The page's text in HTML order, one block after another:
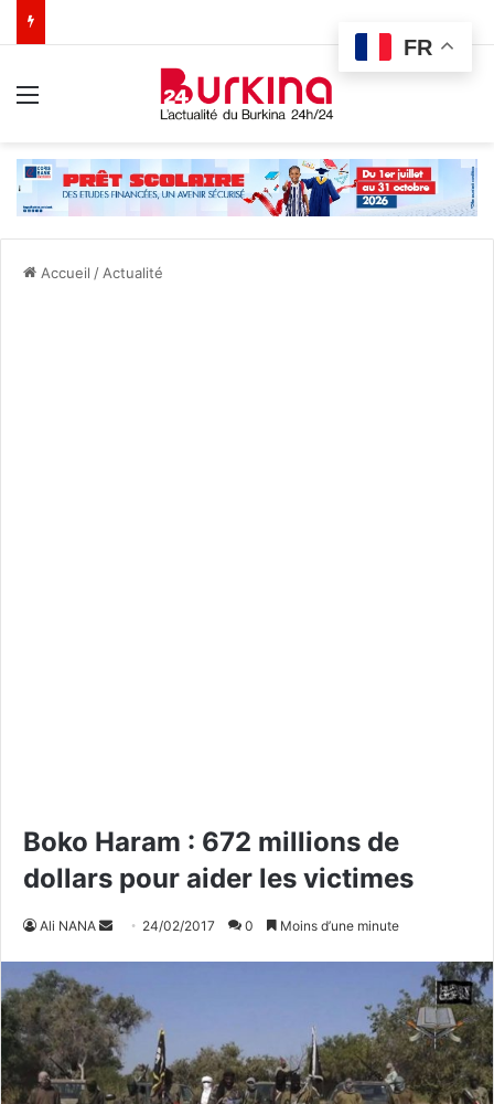
Accueil / Actualité
Boko Haram : 672 millions de
dollars pour aider les victimes
Ali NANA
o
y
e
r
24/02/2017 0 Moins d’une minute
FR